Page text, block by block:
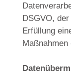
DSGVO,
Erfüllung
Maßnahmen